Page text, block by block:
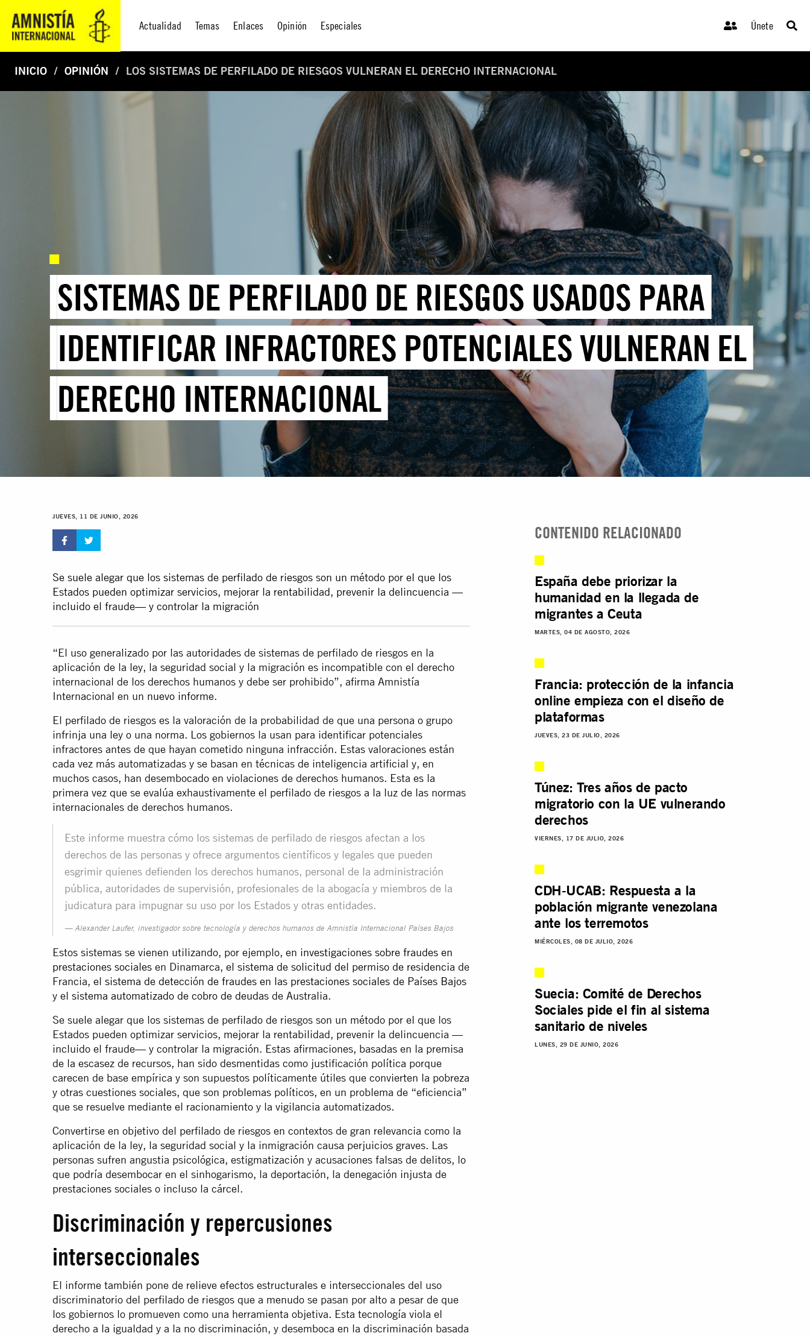
Actualidad Temas Enlaces Opinión Especiales Únete
INICIO OPINIÓN LOS SISTEMAS DE PERFILADO DE RIESGOS VULNERAN EL DERECHO INTERNACIONAL
SISTEMAS DE PERFILADO DE RIESGOS USADOS PARA
IDENTIFICAR INFRACTORES POTENCIALES VULNERAN EL
DERECHO INTERNACIONAL
JUEVES, 11 DE JUNIO, 2026
Se suele alegar que los sistemas de perfilado de riesgos son un método por el que los
Estados pueden optimizar servicios, mejorar la rentabilidad, prevenir la delincuencia —
incluido el fraude— y controlar la migración
“El uso generalizado por las autoridades de sistemas de perfilado de riesgos en la
aplicación de la ley, la seguridad social y la migración es incompatible con el derecho
internacional de los derechos humanos y debe ser prohibido”, afirma Amnistía
Internacional en un nuevo informe.
El perfilado de riesgos es la valoración de la probabilidad de que una persona o grupo
infrinja una ley o una norma. Los gobiernos la usan para identificar potenciales
infractores antes de que hayan cometido ninguna infracción. Estas valoraciones están
cada vez más automatizadas y se basan en técnicas de inteligencia artificial y, en
muchos casos, han desembocado en violaciones de derechos humanos. Esta es la
primera vez que se evalúa exhaustivamente el perfilado de riesgos a la luz de las normas
internacionales de derechos humanos.
Este informe muestra cómo los sistemas de perfilado de riesgos afectan a los
derechos de las personas y ofrece argumentos científicos y legales que pueden
esgrimir quienes defienden los derechos humanos, personal de la administración
pública, autoridades de supervisión, profesionales de la abogacía y miembros de la
judicatura para impugnar su uso por los Estados y otras entidades.
Alexander Laufer, investigador sobre tecnología y derechos humanos de Amnistía Internacional Países Bajos
Estos sistemas se vienen utilizando, por ejemplo, en investigaciones sobre fraudes en
prestaciones sociales en Dinamarca, el sistema de solicitud del permiso de residencia de
Francia, el sistema de detección de fraudes en las prestaciones sociales de Países Bajos
y el sistema automatizado de cobro de deudas de Australia.
Se suele alegar que los sistemas de perfilado de riesgos son un método por el que los
Estados pueden optimizar servicios, mejorar la rentabilidad, prevenir la delincuencia —
incluido el fraude— y controlar la migración. Estas afirmaciones, basadas en la premisa
de la escasez de recursos, han sido desmentidas como justificación política porque
carecen de base empírica y son supuestos políticamente útiles que convierten la pobreza
y otras cuestiones sociales, que son problemas políticos, en un problema de “eficiencia”
que se resuelve mediante el racionamiento y la vigilancia automatizados.
Convertirse en objetivo del perfilado de riesgos en contextos de gran relevancia como la
aplicación de la ley, la seguridad social y la inmigración causa perjuicios graves. Las
personas sufren angustia psicológica, estigmatización y acusaciones falsas de delitos, lo
que podría desembocar en el sinhogarismo, la deportación, la denegación injusta de
prestaciones sociales o incluso la cárcel.
Discriminación y repercusiones
interseccionales
El informe también pone de relieve efectos estructurales e interseccionales del uso
discriminatorio del perfilado de riesgos que a menudo se pasan por alto a pesar de que
los gobiernos lo promueven como una herramienta objetiva. Esta tecnología viola el
derecho a la igualdad y a la no discriminación, y desemboca en la discriminación basada
CONTENIDO RELACIONADO
España debe priorizar la
humanidad en la llegada de
migrantes a Ceuta
MARTES, 04 DE AGOSTO, 2026
Francia: protección de la infancia
online empieza con el diseño de
plataformas
JUEVES, 23 DE JULIO, 2026
Túnez: Tres años de pacto
migratorio con la UE vulnerando
derechos
VIERNES, 17 DE JULIO, 2026
CDH-UCAB: Respuesta a la
población migrante venezolana
ante los terremotos
MIÉRCOLES, 08 DE JULIO, 2026
Suecia: Comité de Derechos
Sociales pide el fin al sistema
sanitario de niveles
LUNES, 29 DE JUNIO, 2026